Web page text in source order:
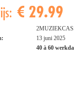
€ 29.99
13 juni 2025
40 à 60